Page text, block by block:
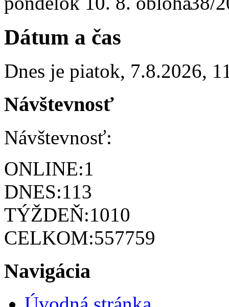
Dátum a čas
Dnes je piatok, 7.8.2026,
Návštevnosť
Návštevnosť:
ONLINE:1
DNES:113
TÝŽDEŇ:1010
CELKOM:557759
Navigácia